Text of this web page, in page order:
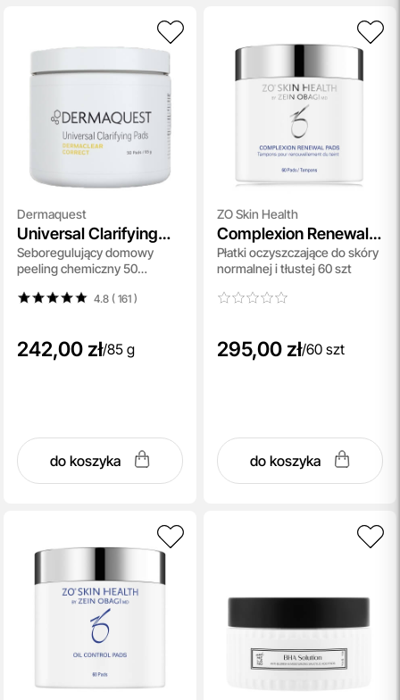
pomoże Ci dobrać idealne produkty do potrzeb Twojej
skóry. Zaufaj naszym specjalistom i zadbaj o swoją cerę jak
nigdy dotąd!
Darmowa Dostawa i Zwrot
Naszym celem jest zapewnienie błyskawicznej i
efektywnej realizacji zamówień w naszym sklepie. Dzięki
nowoczesnemu magazynowi oraz zaawansowanym
wysyłane i dostarczane w ciągu zaledwie24 godzin
momentu złożenia.
przeczytaj więcej
Dermaquest
Universal Clarifying
Pads
Seboregulujący domowy
peeling chemiczny 50
4.8 ( 161)
242,00 zł/85 g
do koszyka
ZO Skin Health
Complexion Renewal
Pads
Płatki oczyszczające do skóry
normalnej i tłustej 60 szt
295,00 zł/60 szt
do koszyka